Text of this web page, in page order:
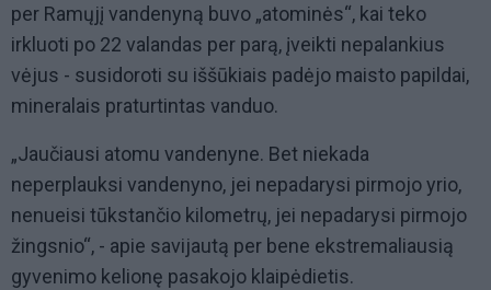
per Ramųjį vandenyną buvo „atominės“, kai teko
irkluoti po 22 valandas per parą, įveikti nepalankius
vėjus - susidoroti su iššūkiais padėjo maisto papildai,
mineralais praturtintas vanduo.
„Jaučiausi atomu vandenyne. Bet niekada
neperplauksi vandenyno, jei nepadarysi pirmojo yrio,
nenueisi tūkstančio kilometrų, jei nepadarysi pirmojo
žingsnio“, - apie savijautą per bene ekstremaliausią
gyvenimo kelionę pasakojo klaipėdietis.